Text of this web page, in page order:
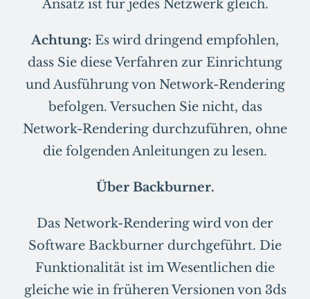
Ansatz ist für jedes Netzwerk gleich.
Achtung: Es wird dringend empfohlen,
dass Sie diese Verfahren zur Einrichtung
und Ausführung von Network-Rendering
befolgen. Versuchen Sie nicht, das
Network-Rendering durchzuführen, ohne
die folgenden Anleitungen zu lesen.
Über Backburner.
Das Network-Rendering wird von der
Software Backburner durchgeführt. Die
Funktionalität ist im Wesentlichen die
gleiche wie in früheren Versionen von 3ds